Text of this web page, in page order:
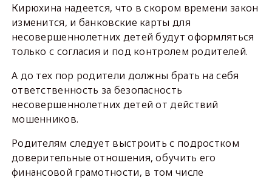
Кирюхина надеется, что в скором времени закон
изменится, и банковские карты для
несовершеннолетних детей будут оформляться
только с согласия и под контролем родителей.
А до тех пор родители должны брать на себя
ответственность за безопасность
несовершеннолетних детей от действий
мошенников.
Родителям следует выстроить с подростком
доверительные отношения, обучить его
финансовой грамотности, в том числе